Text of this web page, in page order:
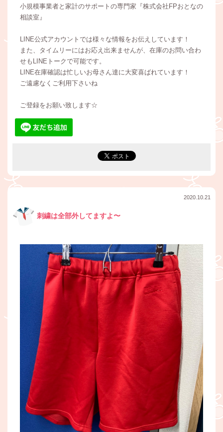
小規模事業者と家計のサポートの専門家『株式会社FPおとなの
相談室』
LINE公式アカウントでは様々な情報をお伝えしています！
また、タイムリーにはお応え出来ませんが、在庫のお問い合わ
せもLINEトークで可能です。
LINE在庫確認は忙しいお母さん達に大変喜ばれています！
ご遠慮なくご利用下さいね
ご登録をお願い致します☆
2020.10.21
刺繍は全部外してますよ〜